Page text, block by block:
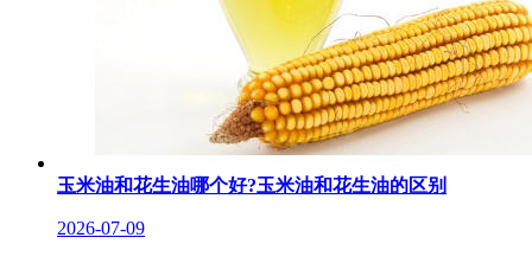
玉米油和花生油哪个好?玉米油和花生油的区别
2026-07-09